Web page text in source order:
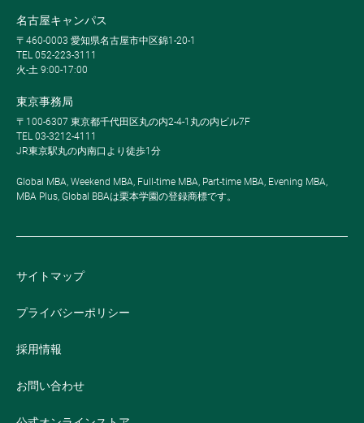
名古屋キャンパス
〒460-0003 愛知県名古屋市中区錦1-20-1
TEL 052-223-3111
火-土 9:00-17:00
東京事務局
〒100-6307 東京都千代田区丸の内2-4-1丸の内ビル7F
TEL 03-3212-4111
JR東京駅丸の内南口より徒歩1分
Global MBA, Weekend MBA, Full-time MBA, Part-time MBA, Evening MBA,
MBA Plus, Global BBAは栗本学園の登録商標です。
サイトマップ
プライバシーポリシー
採用情報
お問い合わせ